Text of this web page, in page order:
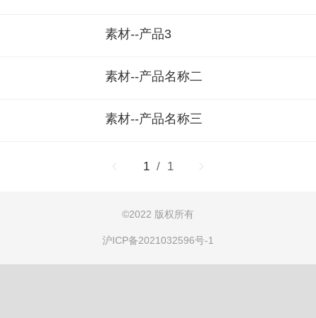
素材--产品3
素材--产品名称二
素材--产品名称三
1 / 1
©2022 版权所有
沪ICP备2021032596号-1